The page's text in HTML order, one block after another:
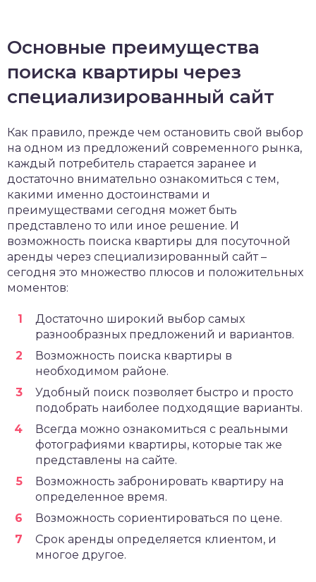
Основные преимущества
поиска квартиры через
специализированный сайт
Как правило, прежде чем остановить свой выбор
на одном из предложений современного рынка,
каждый потребитель старается заранее и
достаточно внимательно ознакомиться с тем,
какими именно достоинствами и
преимуществами сегодня может быть
представлено то или иное решение. И
возможность поиска квартиры для посуточной
аренды через специализированный сайт –
сегодня это множество плюсов и положительных
моментов:
Достаточно широкий выбор самых
разнообразных предложений и вариантов.
Возможность поиска квартиры в
необходимом районе.
Удобный поиск позволяет быстро и просто
подобрать наиболее подходящие варианты.
Всегда можно ознакомиться с реальными
фотографиями квартиры, которые так же
представлены на сайте.
Возможность забронировать квартиру на
определенное время.
Возможность сориентироваться по цене.
Срок аренды определяется клиентом, и
многое другое.